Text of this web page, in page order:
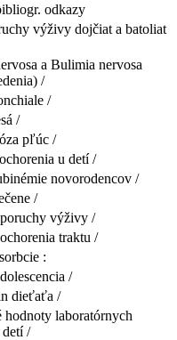
odkazy
výživy dojčiat a batoliat
a Bulimia nervosa
/
/
/
pľúc /
u detí /
novorodencov /
/
výživy /
traktu /
:
/
dieťaťa /
hodnoty laboratórnych
/